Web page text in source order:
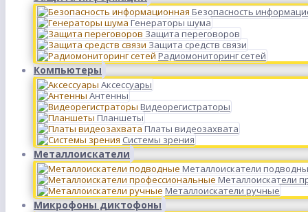
Безопасность
Генераторы шума
Защита переговоров
Защита средств связи
Радиомониторинг сетей
Компьютеры
Аксессуары
Антенны
Видеорегистраторы
Планшеты
Платы видеозахвата
Системы зрения
Металлоискатели
Металлоискатели
Металлоискатели
Металлоискатели ручные
Микрофоны диктофоны